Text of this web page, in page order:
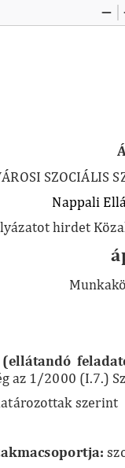
Zoom
SZOCIÁLIS
Nappali
hirdet
az 1/2000 (I.7.)
szerint